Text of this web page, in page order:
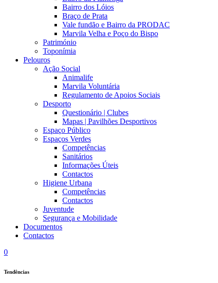
Bairro dos Lóios
Braço de Prata
Vale fundão e Bairro da PRODAC
Marvila Velha e Poço do Bispo
Património
Toponímia
Pelouros
Ação Social
Animalife
Marvila Voluntária
Regulamento de Apoios Sociais
Desporto
Questionário | Clubes
Mapas | Pavilhões Desportivos
Espaço Público
Espaços Verdes
Competências
Sanitários
Informações Úteis
Contactos
Higiene Urbana
Competências
Contactos
Juventude
Segurança e Mobilidade
Documentos
Contactos
0
Tendências